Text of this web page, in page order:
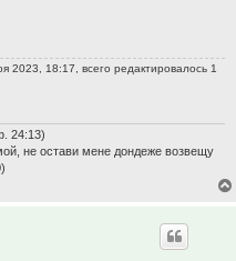
2023, 18:17, всего редактировалось 1
24:13)
не остави мене дондеже возвещу